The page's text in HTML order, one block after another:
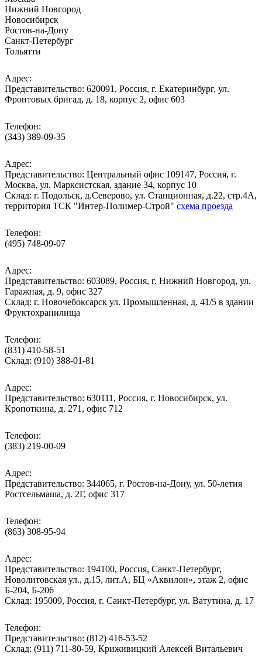
Нижний Новгород
Новосибирск
Ростов-на-Дону
Санкт-Петербург
Тольятти
Адрес:
Представительство: 620091, Россия, г. Екатеринбург, ул.
Фронтовых бригад, д. 18, корпус 2, офис 603
Телефон:
(343) 389-09-35
Адрес:
Представительство: Центральный офис 109147, Россия, г.
Москва, ул. Марксистская, здание 34, корпус 10
Cклад: г. Подольск, д.Северово, ул. Станционная, д.22, стр.4А,
территория ТСК "Интер-Полимер-Строй" схема проезда
Телефон:
(495) 748-09-07
Адрес:
Представительство: 603089, Россия, г. Нижний Новгород, ул.
Гаражная, д. 9, офис 327
Склад: г. Новочебоксарск ул. Промышленная, д. 41/5 в здании
Фруктохранилища
Телефон:
(831) 410-58-51
Склад: (910) 388-01-81
Адрес:
Представительство: 630111, Россия, г. Новосибирск, ул.
Кропоткина, д. 271, офис 712
Телефон:
(383) 219-00-09
Адрес:
Представительство: 344065, г. Ростов-на-Дону, ул. 50-летия
Ростсельмаша, д. 2Г, офис 317
Телефон:
(863) 308-95-94
Адрес:
Представительство: 194100, Россия, Санкт-Петербург,
Новолитовская ул., д.15, лит.А, БЦ «Аквилон», этаж 2, офис
Б-204, Б-206
Склад: 195009, Россия, г. Санкт-Петербург, ул. Ватутина, д. 17
Телефон:
Представительство: (812) 416-53-52
Склад: (911) 711-80-59, Криживицкий Алексей Витальевич